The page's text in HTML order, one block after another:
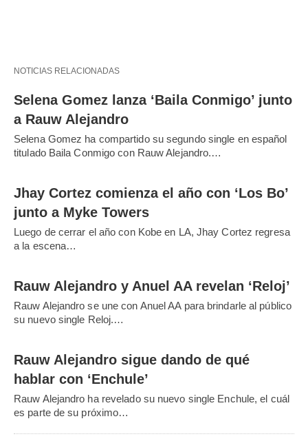
NOTICIAS RELACIONADAS
Selena Gomez lanza ‘Baila Conmigo’ junto
a Rauw Alejandro
Selena Gomez ha compartido su segundo single en español
titulado Baila Conmigo con Rauw Alejandro.…
Jhay Cortez comienza el año con ‘Los Bo’
junto a Myke Towers
Luego de cerrar el año con Kobe en LA, Jhay Cortez regresa
a la escena…
Rauw Alejandro y Anuel AA revelan ‘Reloj’
Rauw Alejandro se une con Anuel AA para brindarle al público
su nuevo single Reloj.…
Rauw Alejandro sigue dando de qué
hablar con ‘Enchule’
Rauw Alejandro ha revelado su nuevo single Enchule, el cuál
es parte de su próximo…